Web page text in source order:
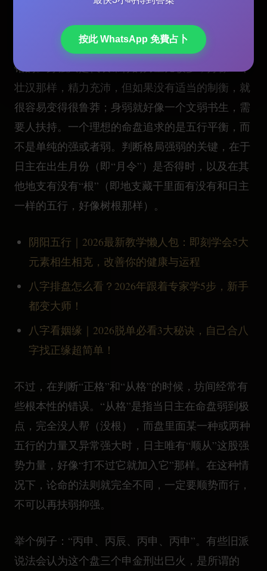
表你自己的“日主”天干，在整个八字结构里面是强
还是弱。很多人有个误解，以为“身强”就一定好
命，“身弱”就必定命途坎坷，这个观念其实是完全
错的。身强只是代表帮你的力量比较多，好像一个
壮汉那样，精力充沛，但如果没有适当的制衡，就
很容易变得很鲁莽；身弱就好像一个文弱书生，需
要人扶持。一个理想的命盘追求的是五行平衡，而
不是单纯的强或者弱。判断格局强弱的关键，在于
日主在出生月份（即“月令”）是否得时，以及在其
他地支有没有“根”（即地支藏干里面有没有和日主
一样的五行，好像树根那样）。
阴阳五行｜2026最新教学懒人包：即刻学会5大
元素相生相克，改善你的健康与运程
八字排盘怎么看？2026年跟着专家学5步，新手
都变大师！
八字看姻缘｜2026脱单必看3大秘诀，自己合八
字找正缘超简单！
不过，在判断“正格”和“从格”的时候，坊间经常有
些根本性的错误。“从格”是指当日主在命盘弱到极
点，完全没人帮（没根），而盘里面某一种或两种
五行的力量又异常强大时，日主唯有“顺从”这股强
势力量，好像“打不过它就加入它”那样。在这种情
况下，论命的法则就完全不同，一定要顺势而行，
不可以再扶弱抑强。
举个例子：“丙申、丙辰、丙申、丙申”。有些旧派
说法会认为这个盘三个申金刑出巳火，是所谓的
按此 WhatsApp 免費占卜